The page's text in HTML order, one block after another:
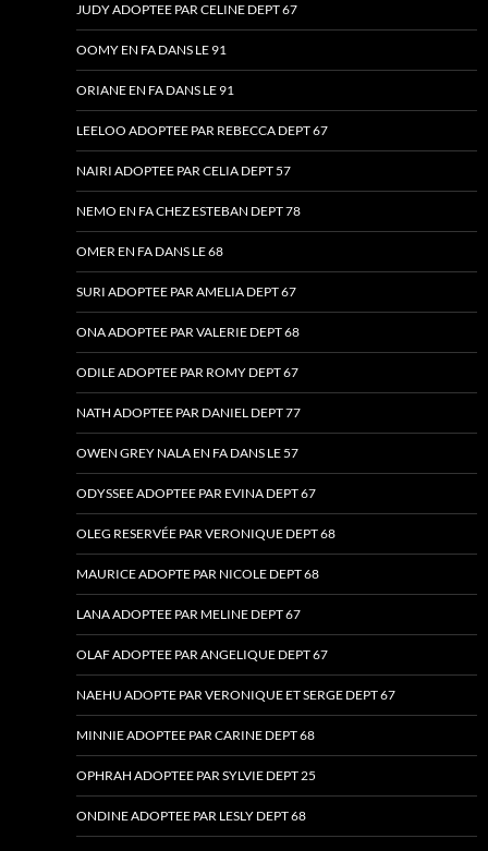
JUDY ADOPTEE PAR CELINE DEPT 67
OOMY EN FA DANS LE 91
ORIANE EN FA DANS LE 91
LEELOO ADOPTEE PAR REBECCA DEPT 67
NAIRI ADOPTEE PAR CELIA DEPT 57
NEMO EN FA CHEZ ESTEBAN DEPT 78
OMER EN FA DANS LE 68
SURI ADOPTEE PAR AMELIA DEPT 67
ONA ADOPTEE PAR VALERIE DEPT 68
ODILE ADOPTEE PAR ROMY DEPT 67
NATH ADOPTEE PAR DANIEL DEPT 77
OWEN GREY NALA EN FA DANS LE 57
ODYSSEE ADOPTEE PAR EVINA DEPT 67
OLEG RESERVÉE PAR VERONIQUE DEPT 68
MAURICE ADOPTE PAR NICOLE DEPT 68
LANA ADOPTEE PAR MELINE DEPT 67
OLAF ADOPTEE PAR ANGELIQUE DEPT 67
NAEHU ADOPTE PAR VERONIQUE ET SERGE DEPT 67
MINNIE ADOPTEE PAR CARINE DEPT 68
OPHRAH ADOPTEE PAR SYLVIE DEPT 25
ONDINE ADOPTEE PAR LESLY DEPT 68